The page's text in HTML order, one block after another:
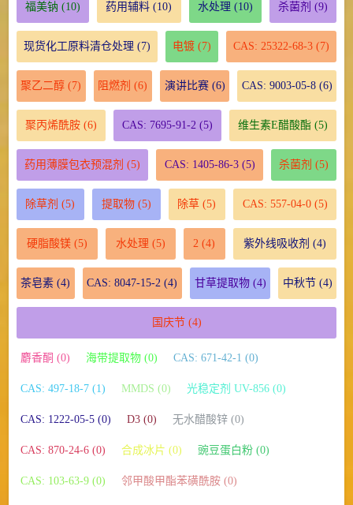
福美钠 (10) 药用辅料 (10) 水处理 (10) 杀菌剂 (9)
现货化工原料清仓处理 (7) 电镀 (7) CAS: 25322-68-3 (7)
聚乙二醇 (7) 阻燃剂 (6) 演讲比赛(6) CAS: 9003-05-8(6)
聚丙烯酰胺(6) CAS: 7695-91-2 (5) 维生素E醋酸酯 (5)
药用薄膜包衣预混剂 (5) CAS: 1405-86-3(5) 杀菌剂 (5)
除草剂 (5) 提取物(5) 除草 (5) CAS: 557-04-0(5)
硬脂酸镁(5) 水处理 (5) 2 (4) 紫外线吸收剂 (4)
茶皂素 (4) CAS: 8047-15-2 (4) 甘草提取物(4) 中秋节(4)
国庆节(4)
麝香酮 (0) 海带提取物 (0) CAS: 671-42-1 (0)
CAS: 497-18-7 (1) MMDS (0) 光稳定剂 UV-856 (0)
CAS: 1222-05-5 (0) D3 (0) 无水醋酸锌 (0)
CAS: 870-24-6 (0) 合成冰片 (0) 豌豆蛋白粉 (0)
CAS: 103-63-9 (0) 邻甲酸甲酯苯磺酰胺 (0)